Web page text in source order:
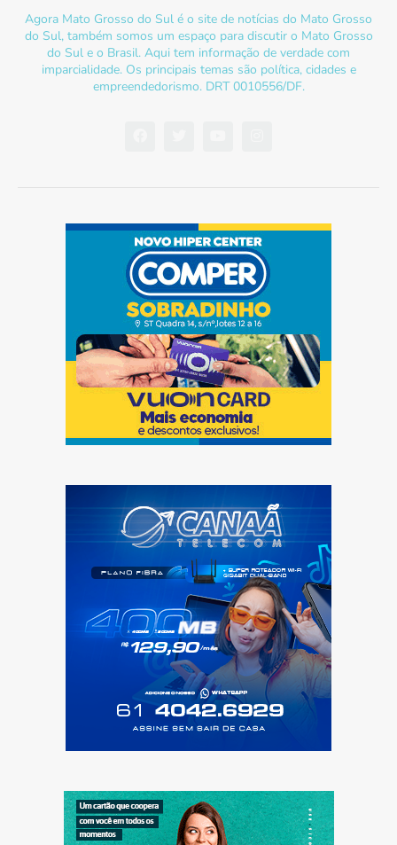
Agora Mato Grosso do Sul é o site de notícias do Mato Grosso
do Sul, também somos um espaço para discutir o Mato Grosso
do Sul e o Brasil. Aqui tem informação de verdade com
imparcialidade. Os principais temas são política, cidades e
empreendedorismo. DRT 0010556/DF.